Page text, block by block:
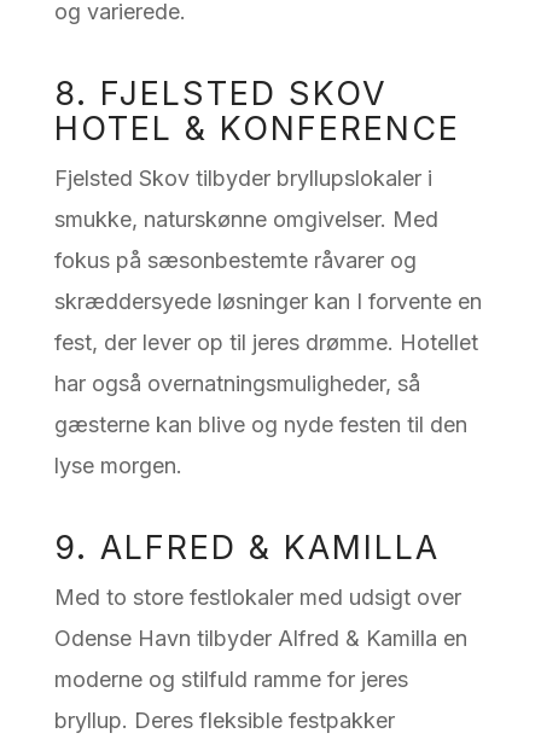
og varierede.
8. FJELSTED SKOV
HOTEL & KONFERENCE
Fjelsted Skov tilbyder bryllupslokaler i
smukke, naturskønne omgivelser. Med
fokus på sæsonbestemte råvarer og
skræddersyede løsninger kan I forvente en
fest, der lever op til jeres drømme. Hotellet
har også overnatningsmuligheder, så
gæsterne kan blive og nyde festen til den
lyse morgen.
9. ALFRED & KAMILLA
Med to store festlokaler med udsigt over
Odense Havn tilbyder Alfred & Kamilla en
moderne og stilfuld ramme for jeres
bryllup. Deres fleksible festpakker